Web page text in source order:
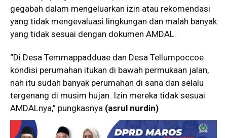
gegabah dalam mengeluarkan izin atau rekomendasi
yang tidak mengevaluasi lingkungan dan malah banyak
yang tidak sesuai dengan dokumen AMDAL.
“Di Desa Temmappadduae dan Desa Tellumpoccoe
kondisi perumahan itukan di bawah permukaan jalan,
nah itu sudah banyak perumahan di sana dan selalu
tergenang di musim hujan. Izin mereka tidak sesuai
AMDALnya,” pungkasnya (asrul nurdin)